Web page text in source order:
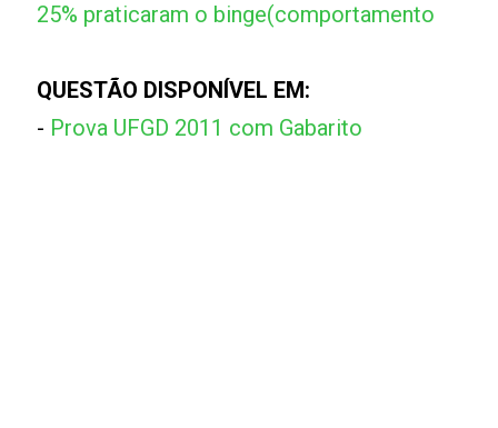
25% praticaram o binge(comportamento
QUESTÃO DISPONÍVEL EM:
- Prova UFGD 2011 com Gabarito